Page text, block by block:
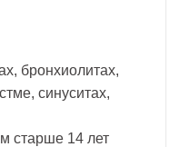
бронхиолитах,
синуситах,
старше 14 лет